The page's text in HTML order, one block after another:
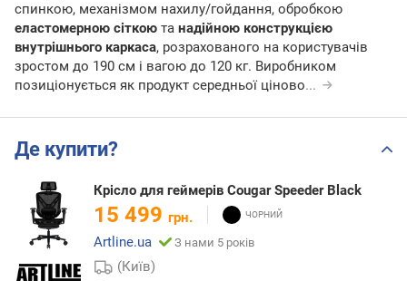
спинкою, механізмом нахилу/гойдання, обробкою
еластомерною сіткою та надійною конструкцією
внутрішнього каркаса, розрахованого на користувачів
зростом до 190 см і вагою до 120 кг. Виробником
позиціонується як продукт середньої ціново...
Де купити?
Крісло для геймерів Cougar Speeder Black
15 499 грн.
Artline.ua
З нами 5 років
(Київ)